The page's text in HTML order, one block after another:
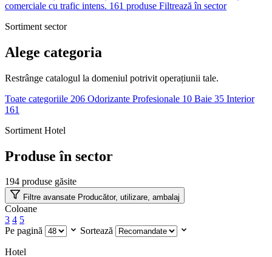
comerciale cu trafic intens. 161 produse Filtrează în sector
Sortiment sector
Alege categoria
Restrânge catalogul la domeniul potrivit operațiunii tale.
Toate categoriile 206 Odorizante Profesionale 10 Baie 35 Interior
161
Sortiment Hotel
Produse în sector
194 produse găsite
Filtre avansate Producător, utilizare, ambalaj
Coloane
3 4 5
Pe pagină
Sortează
Hotel